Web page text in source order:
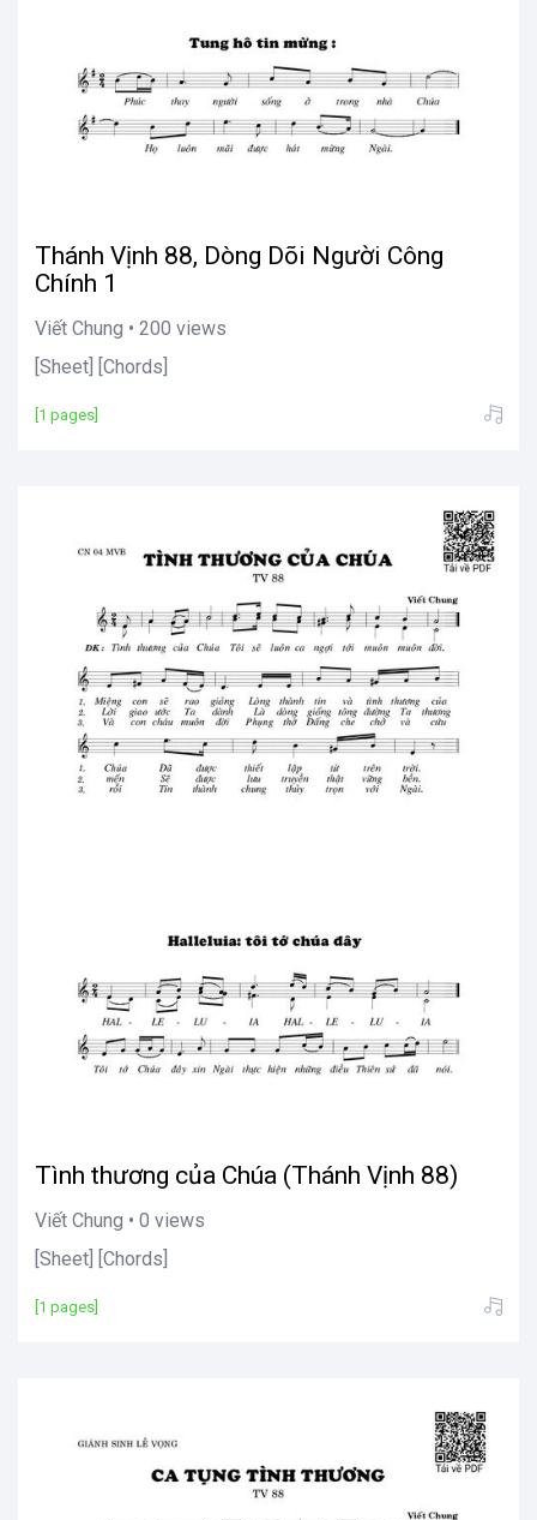
Thánh Vịnh 88, Dòng Dõi Người Công
Chính 1
Viết Chung • 200 views
[Sheet] [Chords]
[1 pages]
Tình thương của Chúa (Thánh Vịnh 88)
Viết Chung • 0 views
[Sheet] [Chords]
[1 pages]